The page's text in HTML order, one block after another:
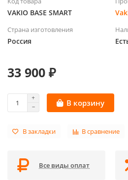
VAKIO BASE SMART
Страна изготовления
Россия
33 900 ₽
В корзину
В закладки В сравнение
Все виды оплат